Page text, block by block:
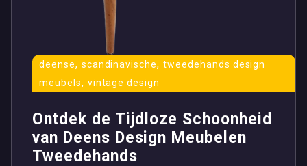
deense, scandinavische,tweedehands design
meubels, vintage design
Ontdek de Tijdloze Schoonheid
van Deens Design Meubelen
Tweedehands